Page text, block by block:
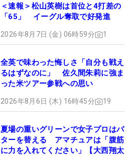
＜速報＞松山英樹は首位と4打差の
「65」 イーグル奪取で好発進
2026年8月7日 (金) 06時59分 1
全英で味わった悔しさ「自分も戦え
るはずなのに」 佐久間朱莉に強ま
った米ツアー参戦への思い
2026年8月6日 (木) 16時45分 19
夏場の重いグリーンで女子プロはパ
ターを替える アマチュアは「腹筋
に力を入れてください」【大西翔太